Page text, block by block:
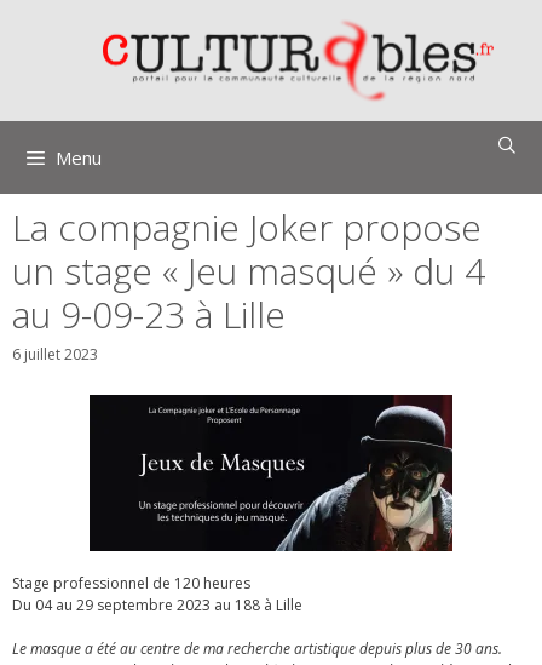
Menu
La compagnie Joker propose
un stage « Jeu masqué » du 4
au 9-09-23 à Lille
6 juillet 2023
Stage professionnel de 120 heures
Du 04 au 29 septembre 2023 au 188 à Lille
Le masque a été au centre de ma recherche artistique depuis plus de 30 ans.